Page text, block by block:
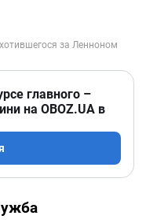
главного –
на OBOZ.UA в